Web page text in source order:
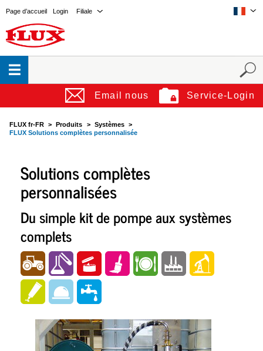
Filiale
Login
Page d’accueil
Service-Login
Email nous
FLUX fr-FR Produits
Systèmes
FLUX Solutions complètes personnalisée
Solutions complètes
personnalisées
Du simple kit de pompe aux systèmes
complets